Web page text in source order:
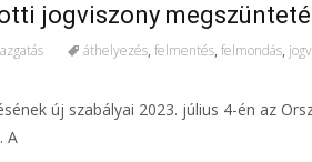
jogviszony
áthelyezés, felmentés, felmondás,
új szabályai 2023. július 4-én az
A